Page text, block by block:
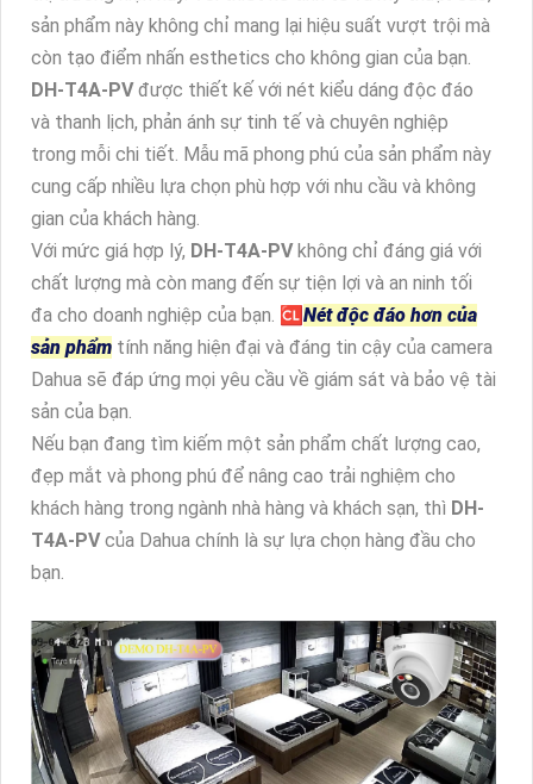
sản phẩm này không chỉ mang lại hiệu suất vượt trội mà
còn tạo điểm nhấn esthetics cho không gian của bạn.
DH-T4A-PVđược thiết kế với nét kiểu dáng độc đáo
và thanh lịch, phản ánh sự tinh tế và chuyên nghiệp
trong mỗi chi tiết. Mẫu mã phong phú của sản phẩm này
cung cấp nhiều lựa chọn phù hợp với nhu cầu và không
gian của khách hàng.
Với mức giá hợp lý, DH-T4A-PVkhông chỉ đáng giá với
chất lượng mà còn mang đến sự tiện lợi và an ninh tối
đa cho doanh nghiệp của bạn. 🆑Nét độc đáo hơn của
sản phẩm tính năng hiện đại và đáng tin cậy của camera
Dahua sẽ đáp ứng mọi yêu cầu về giám sát và bảo vệ tài
sản của bạn.
Nếu bạn đang tìm kiếm một sản phẩm chất lượng cao,
đẹp mắt và phong phú để nâng cao trải nghiệm cho
khách hàng trong ngành nhà hàng và khách sạn, thì DH-
T4A-PVcủa Dahua chính là sự lựa chọn hàng đầu cho
bạn.